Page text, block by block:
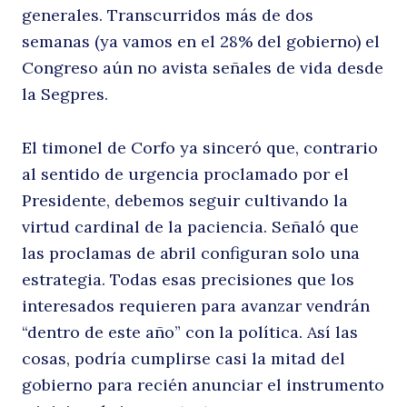
generales. Transcurridos más de dos
semanas (ya vamos en el 28% del gobierno) el
Congreso aún no avista señales de vida desde
la Segpres.
El timonel de Corfo ya sinceró que, contrario
al sentido de urgencia proclamado por el
Presidente, debemos seguir cultivando la
virtud cardinal de la paciencia. Señaló que
las proclamas de abril configuran solo una
estrategia. Todas esas precisiones que los
interesados requieren para avanzar vendrán
“dentro de este año” con la política. Así las
cosas, podría cumplirse casi la mitad del
gobierno para recién anunciar el instrumento